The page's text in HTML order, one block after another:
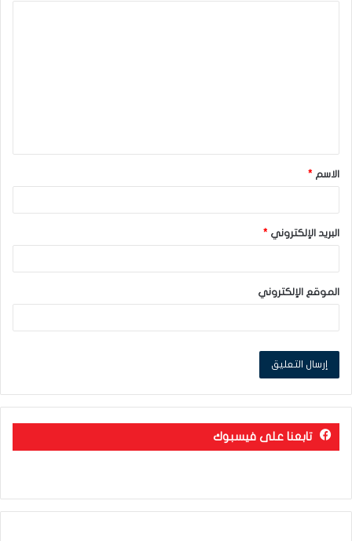
ق
*
الاسم *
البريد الإلكتروني *
الموقع الإلكتروني
تابعنا على فيسبوك